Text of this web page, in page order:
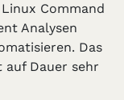
Command
Analysen
Das
Dauer sehr